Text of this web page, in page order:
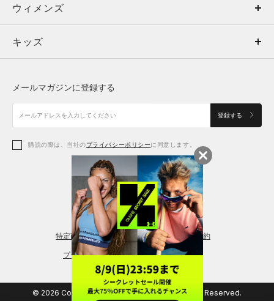
ウィメンズ
キッズ
アクセサリー
トップス
ボトムス
アクセサリー
ウィメンズ
トップス
シューズ
アクセサリー
レギンス＆タイツ
キッズ
シューズ
メールマガジンに登録する
登録する
購読の際は、当社のプライバシーポリシーに同意します。
特定商取引法に基づく通販の表記 会員規約
プライバシーポリシー
© 2026 Copyright DOME Corporation. All Rights Reserved.